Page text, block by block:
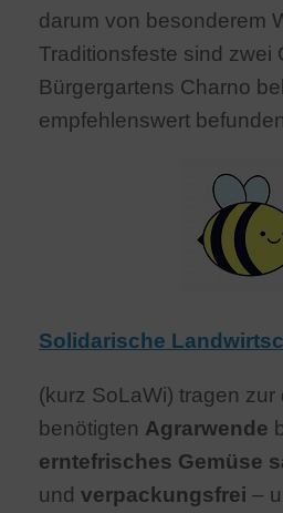
darum von besonderem
Traditionsfeste sind zwei
Bürgergartens Charno
empfehlenswert
Solidarische
(kurz SoLaWi) tragen zur
benötigten Agrarwende
erntefrisches Gemüse
und verpackungsfrei –